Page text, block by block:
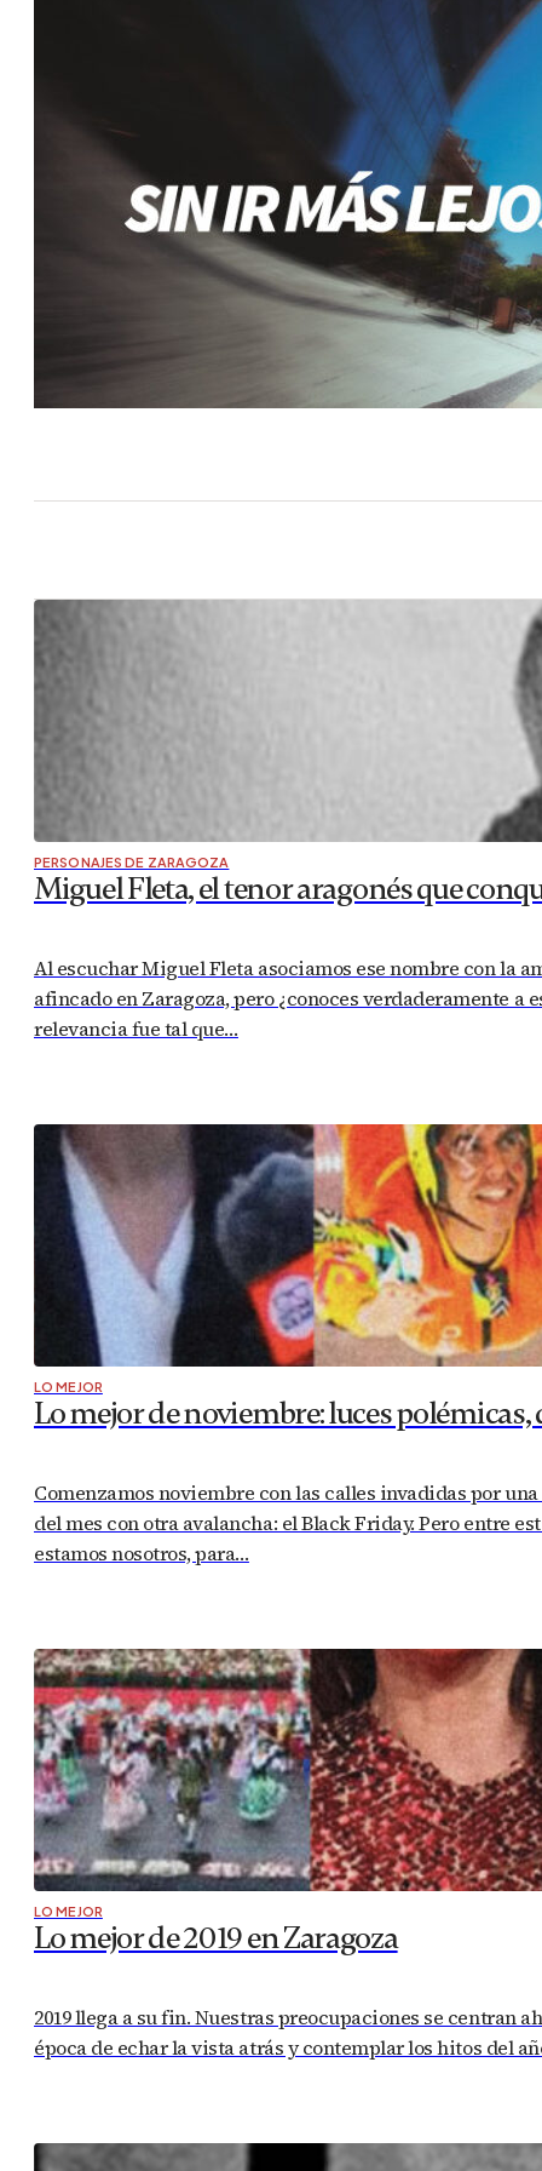
PERSONAJES DE ZARAGOZA
Miguel Fleta, el tenor aragonés que
Al escuchar Miguel Fleta asociamos ese nombre con la
afincado en Zaragoza, pero ¿conoces verdaderamente
relevancia fue tal que…
LO MEJOR
Lo mejor de noviembre: luces
Comenzamos noviembre con las calles invadidas por una
del mes con otra avalancha: el Black Friday. Pero entre
estamos nosotros, para…
LO MEJOR
Lo mejor de 2019 en Zaragoza
2019 llega a su fin. Nuestras preocupaciones se centran
época de echar la vista atrás y contemplar los hitos del